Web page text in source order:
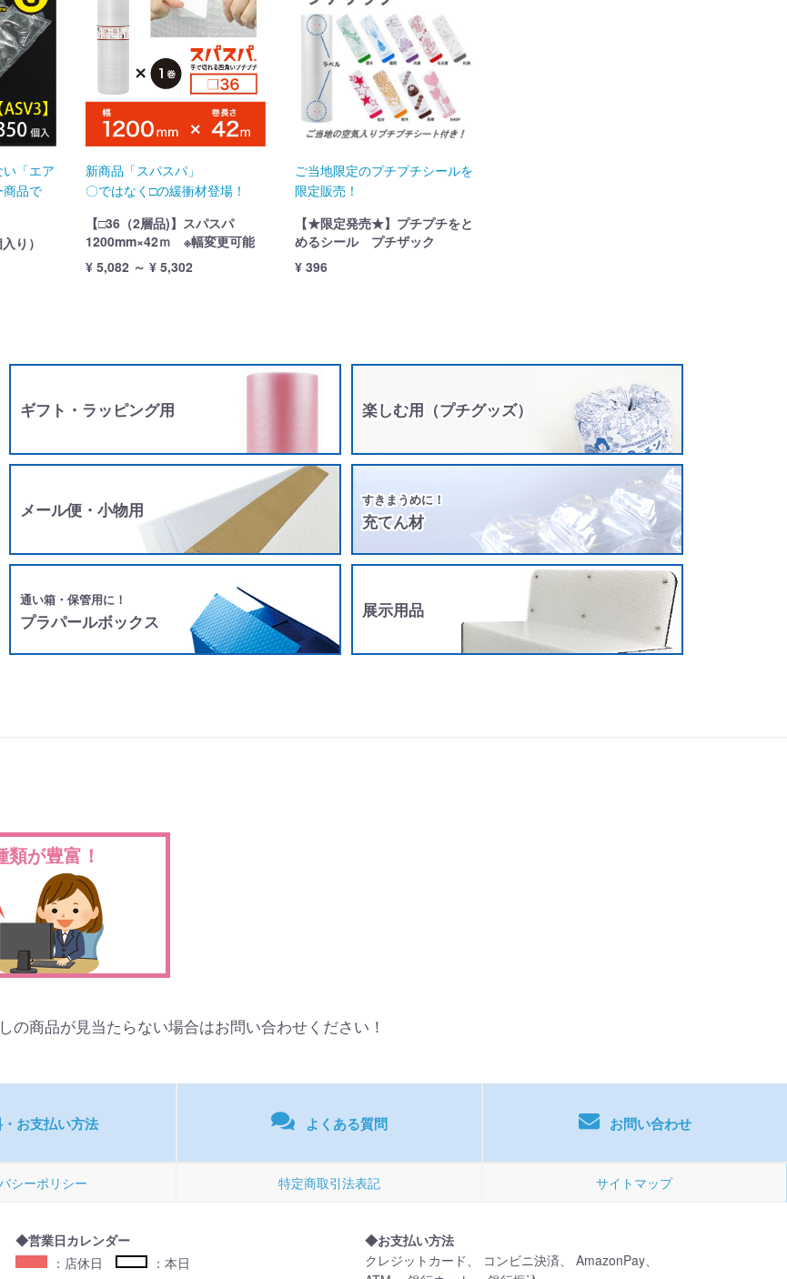
「エア
商品で
り）
新商品「スパスパ」
〇ではなく□の緩衝材登場！
【□36（2層品)】スパスパ
1200mm×42ｍ ※幅変更可能
¥ 5,082 ～ ¥ 5,302
ご当地限定のプチプチシールを
限定販売！
【★限定発売★】プチプチをと
めるシール プチザック
¥ 396
ギフト・ラッピング用 楽しむ用（プチグッズ）
メール便・小物用 すきまうめに！
充てん材
通い箱・保管用に！
プラパールボックス
展示用品
類が豊富！
の商品が見当たらない場合はお問い合わせください！
お支払い方法 よくある質問 お問い合わせ
シーポリシー 特定商取引法表記 サイトマップ
◆営業日カレンダー
：店休日
：本日
◆お支払い方法
クレジットカード、 コンビニ決済、 AmazonPay、